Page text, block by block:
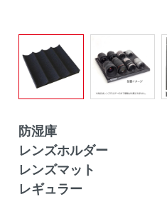
防湿庫
レンズホルダー
レンズマット
レギュラー